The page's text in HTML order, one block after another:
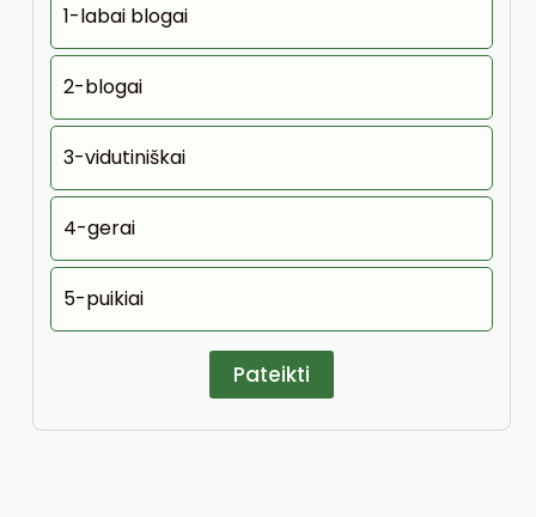
1-labai blogai
2-blogai
3-vidutiniškai
4-gerai
5-puikiai